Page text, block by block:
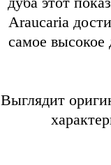
Araucaria
самое высокое
Выглядит